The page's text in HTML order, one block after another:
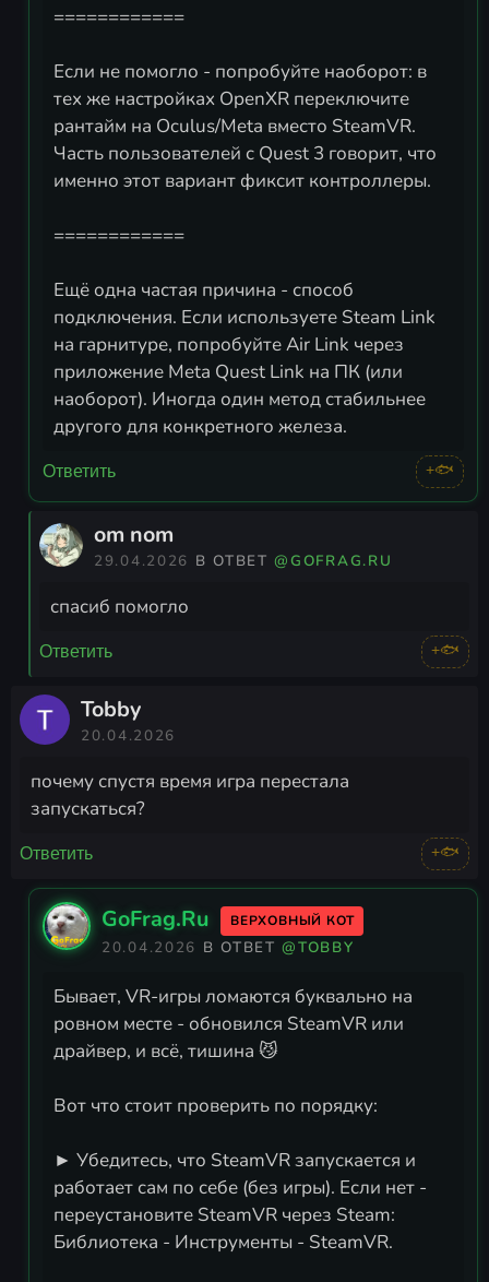
============
Если не помогло - попробуйте наоборот: в
тех же настройках OpenXR переключите
рантайм на Oculus/Meta вместо SteamVR.
Часть пользователей с Quest 3 говорит, что
именно этот вариант фиксит контроллеры.
============
Ещё одна частая причина - способ
подключения. Если используете Steam Link
на гарнитуре, попробуйте Air Link через
приложение Meta Quest Link на ПК (или
наоборот). Иногда один метод стабильнее
другого для конкретного железа.
Ответить +🐟
om nom
29.04.2026 В ОТВЕТ@GOFRAG.RU
спасиб помогло
Ответить +🐟
Tobby
20.04.2026
почему спустя время игра перестала
запускаться?
Ответить +🐟
GoFrag.Ru ВЕРХОВНЫЙ КОТ
20.04.2026 В ОТВЕТ@TOBBY
Бывает, VR-игры ломаются буквально на
ровном месте - обновился SteamVR или
драйвер, и всё, тишина 😼
Вот что стоит проверить по порядку:
► Убедитесь, что SteamVR запускается и
работает сам по себе (без игры). Если нет -
переустановите SteamVR через Steam:
Библиотека - Инструменты - SteamVR.